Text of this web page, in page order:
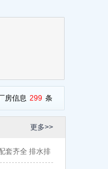
房信息 299 条
更多>>
套齐全 排水排